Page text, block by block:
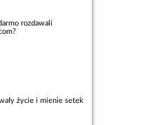
rozdawali
życie i mienie setek